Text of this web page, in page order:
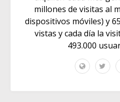
millones de visitas al
dispositivos móviles) y
vistas y cada día la
493.000